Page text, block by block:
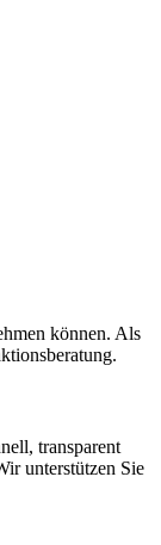
können. Als
transparent
unterstützen Sie